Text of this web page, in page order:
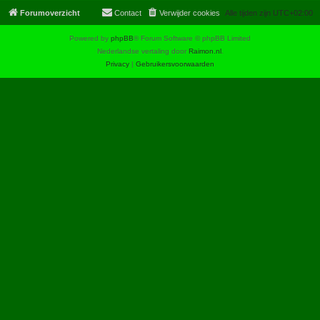
Forumoverzicht Alle tijden zijn UTC+02:00
Verwijder cookies
Contact
Powered by phpBB® Forum Software © phpBB Limited
Nederlandse vertaling door Raimon.nl.
Privacy | Gebruikersvoorwaarden